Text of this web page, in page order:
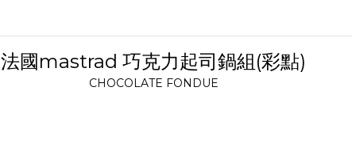
法國mastrad 巧克力起司鍋組(彩點)
CHOCOLATE FONDUE